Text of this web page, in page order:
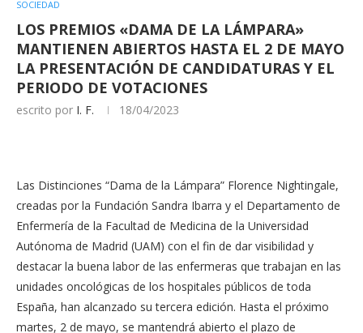
SOCIEDAD
LOS PREMIOS «DAMA DE LA LÁMPARA»
MANTIENEN ABIERTOS HASTA EL 2 DE MAYO
LA PRESENTACIÓN DE CANDIDATURAS Y EL
PERIODO DE VOTACIONES
escrito por I. F. 18/04/2023
Las Distinciones “Dama de la Lámpara” Florence Nightingale,
creadas por la Fundación Sandra Ibarra y el Departamento de
Enfermería de la Facultad de Medicina de la Universidad
Autónoma de Madrid (UAM) con el fin de dar visibilidad y
destacar la buena labor de las enfermeras que trabajan en las
unidades oncológicas de los hospitales públicos de toda
España, han alcanzado su tercera edición. Hasta el próximo
martes, 2 de mayo, se mantendrá abierto el plazo de